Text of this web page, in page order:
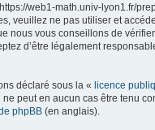
web1-math.univ-lyon1.fr/
veuillez ne pas utiliser et
nous vous conseillons de
d’être légalement
déclaré sous la « licence
peut en aucun cas être tenu
phpBB (en anglais).